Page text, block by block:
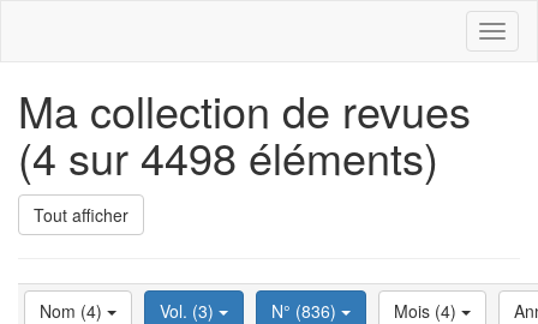
Ma collection de revues
(4 sur 4498 éléments)
Tout afficher
Nom (4) Vol. (3) N° (836) Mois (4)